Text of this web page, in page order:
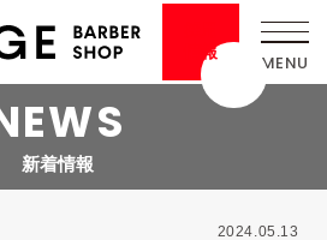
情報
新着情報
2024.05.13